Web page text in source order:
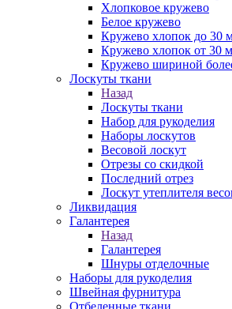
Хлопковое кружево
Белое кружево
Кружево хлопок до 30
Кружево хлопок от 30
Кружево шириной
Лоскуты ткани
Назад
Лоскуты ткани
Набор для рукоделия
Наборы лоскутов
Весовой лоскут
Отрезы со скидкой
Последний отрез
Лоскут утеплителя
Ликвидация
Галантерея
Назад
Галантерея
Шнуры отделочные
Наборы для рукоделия
Швейная фурнитура
Отбеленные ткани